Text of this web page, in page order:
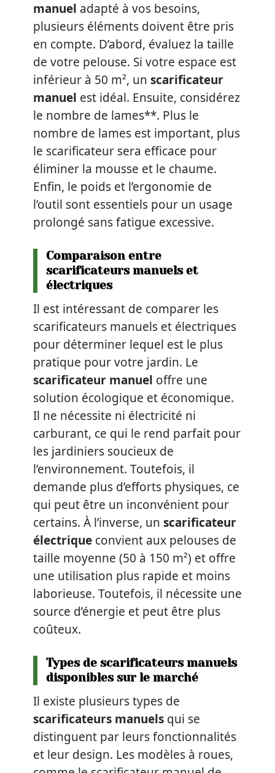
manuel adapté à vos besoins,
plusieurs éléments doivent être pris
en compte. D’abord, évaluez la taille
de votre pelouse. Si votre espace est
inférieur à 50 m², un scarificateur
manuel est idéal. Ensuite, considérez
le nombre de lames**. Plus le
nombre de lames est important, plus
le scarificateur sera efficace pour
éliminer la mousse et le chaume.
Enfin, le poids et l’ergonomie de
l’outil sont essentiels pour un usage
prolongé sans fatigue excessive.
Comparaison entre
scarificateurs manuels et
électriques
Il est intéressant de comparer les
scarificateurs manuels et électriques
pour déterminer lequel est le plus
pratique pour votre jardin. Le
scarificateur manuel offre une
solution écologique et économique.
Il ne nécessite ni électricité ni
carburant, ce qui le rend parfait pour
les jardiniers soucieux de
l’environnement. Toutefois, il
demande plus d’efforts physiques, ce
qui peut être un inconvénient pour
certains. À l’inverse, un scarificateur
électrique convient aux pelouses de
taille moyenne (50 à 150 m²) et offre
une utilisation plus rapide et moins
laborieuse. Toutefois, il nécessite une
source d’énergie et peut être plus
coûteux.
Types de scarificateurs manuels
disponibles sur le marché
Il existe plusieurs types de
scarificateurs manuels qui se
distinguent par leurs fonctionnalités
et leur design. Les modèles à roues,